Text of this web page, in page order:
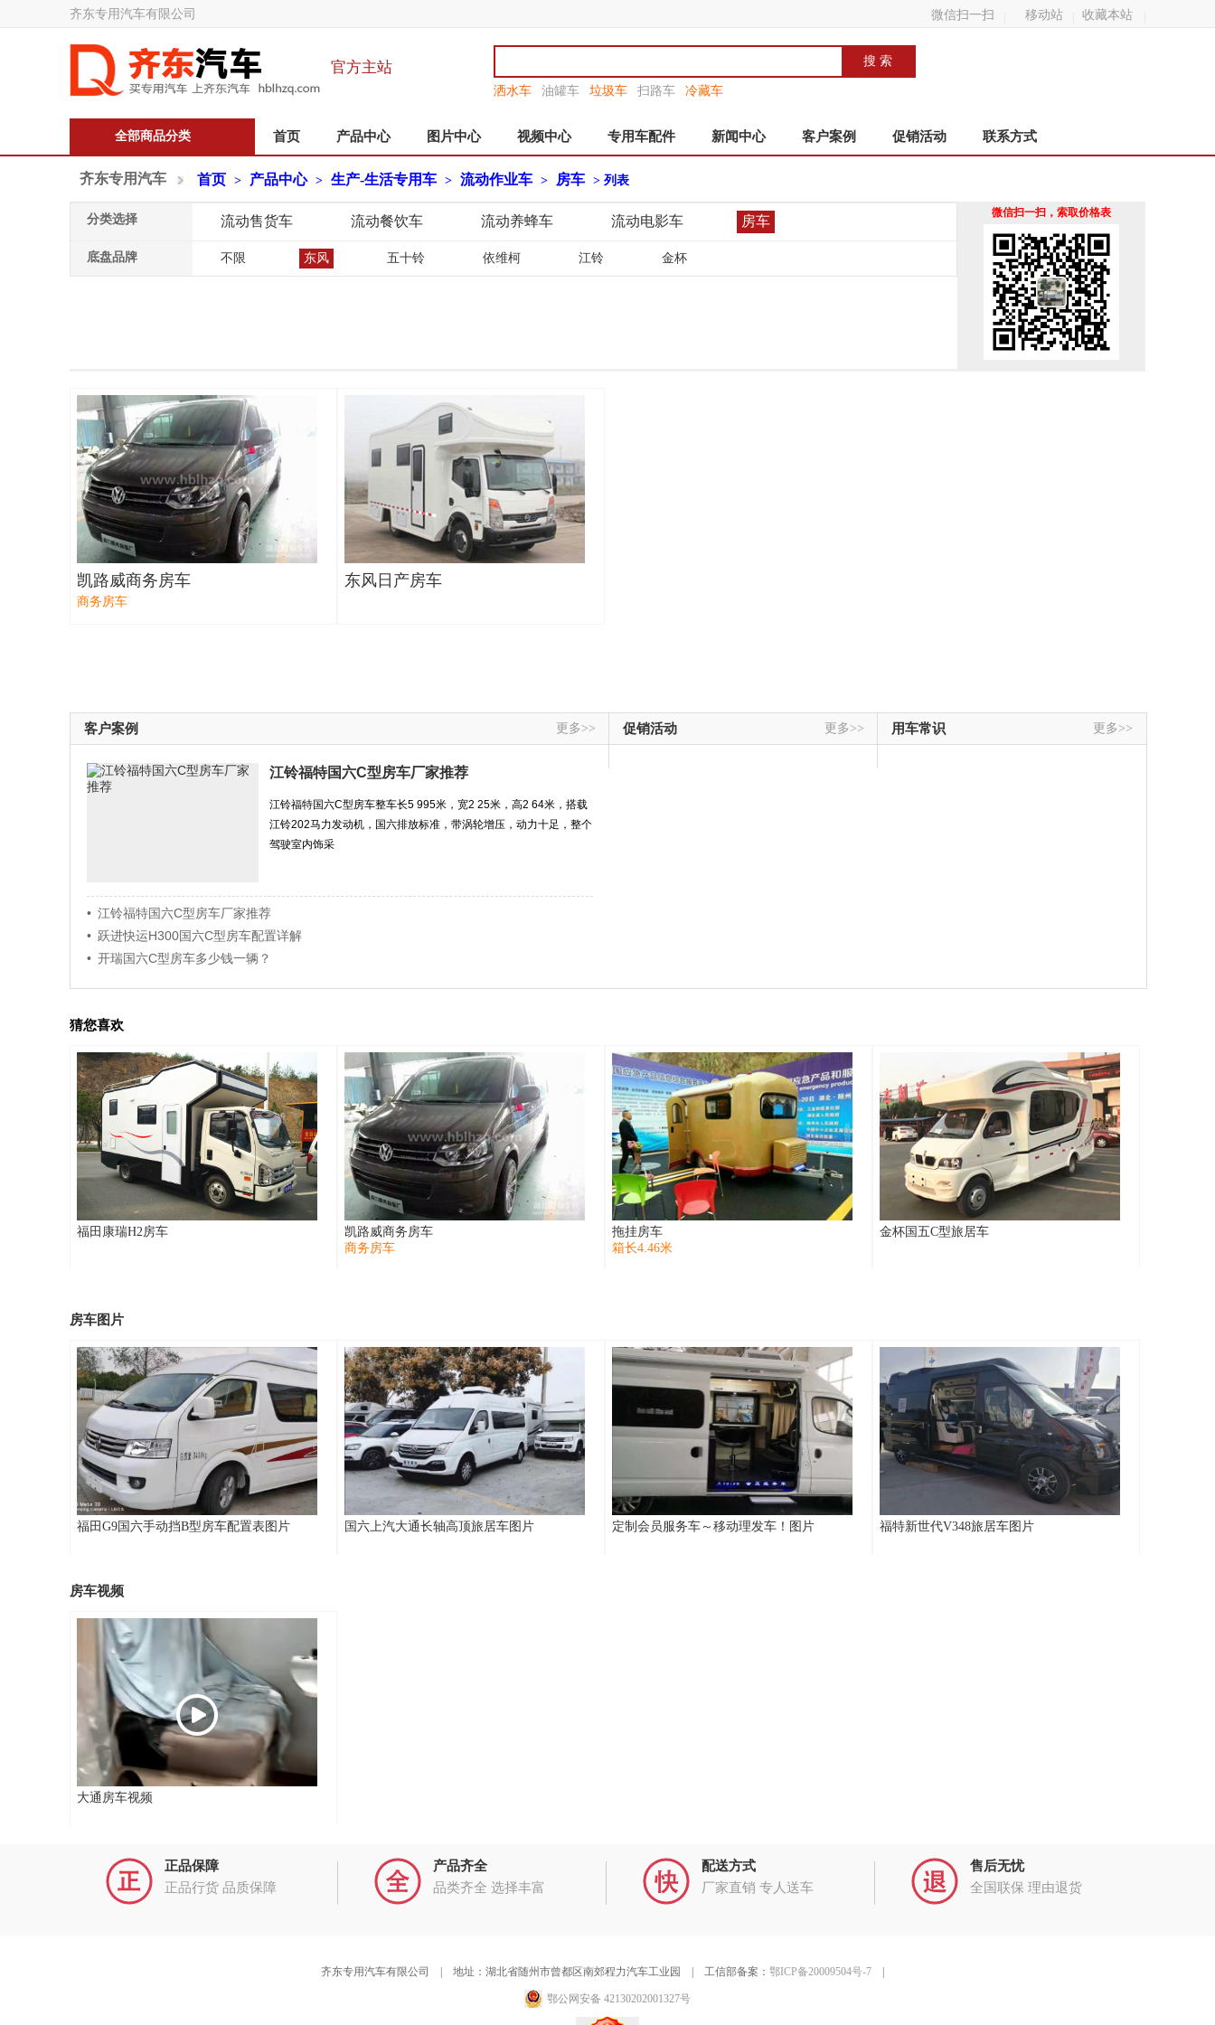
齐东专用汽车有限公司 微信扫一扫 移动站 收藏本站
官方主站
洒水车 油罐车 垃圾车 扫路车 冷藏车
全部商品分类 首页 产品中心 图片中心 视频中心 专用车配件 新闻中心 客户案例 促销活动 联系方式
齐东专用汽车 首页 > 产品中心 > 生产-生活专用车 > 流动作业车 > 房车 > 列表
分类选择 流动售货车 流动餐饮车 流动养蜂车 流动电影车 房车
底盘品牌 不限 东风 五十铃 依维柯 江铃 金杯
微信扫一扫，索取价格表
凯路威商务房车
商务房车
东风日产房车
客户案例 更多>>
江铃福特国六C型房车厂家推荐
江铃福特国六C型房车整车长5 995米，宽2 25米，高2 64米，搭载
江铃202马力发动机，国六排放标准，带涡轮增压，动力十足，整个
驾驶室内饰采
• 江铃福特国六C型房车厂家推荐
• 跃进快运H300国六C型房车配置详解
• 开瑞国六C型房车多少钱一辆？
促销活动 更多>> 用车常识 更多>>
猜您喜欢
福田康瑞H2房车
凯路威商务房车
商务房车
拖挂房车
箱长4.46米
金杯国五C型旅居车
房车图片
福田G9国六手动挡B型房车配置表图片 国六上汽大通长轴高顶旅居车图片 定制会员服务车～移动理发车！图片 福特新世代V348旅居车图片
房车视频
大通房车视频
正品保障
正品行货 品质保障
产品齐全
品类齐全 选择丰富
配送方式
厂家直销 专人送车
售后无忧
全国联保 理由退货
齐东专用汽车有限公司 | 地址：湖北省随州市曾都区南郊程力汽车工业园 | 工信部备案： 鄂ICP备20009504号-7|
鄂公网安备 42130202001327号